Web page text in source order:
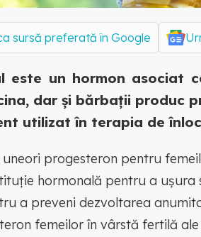
sursă preferată în Google
este un hormon asociat
dar și bărbații produc
utilizat în terapia de
uneori progesteron pentru
hormonală pentru a ușura
a preveni dezvoltarea
femeilor în vârstă fertilă